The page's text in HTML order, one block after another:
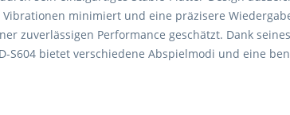
minimiert und eine präzisere
zuverlässigen Performance geschätzt. Dank
S604 bietet verschiedene Abspielmodi und eine